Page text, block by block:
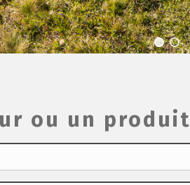
ou un produit